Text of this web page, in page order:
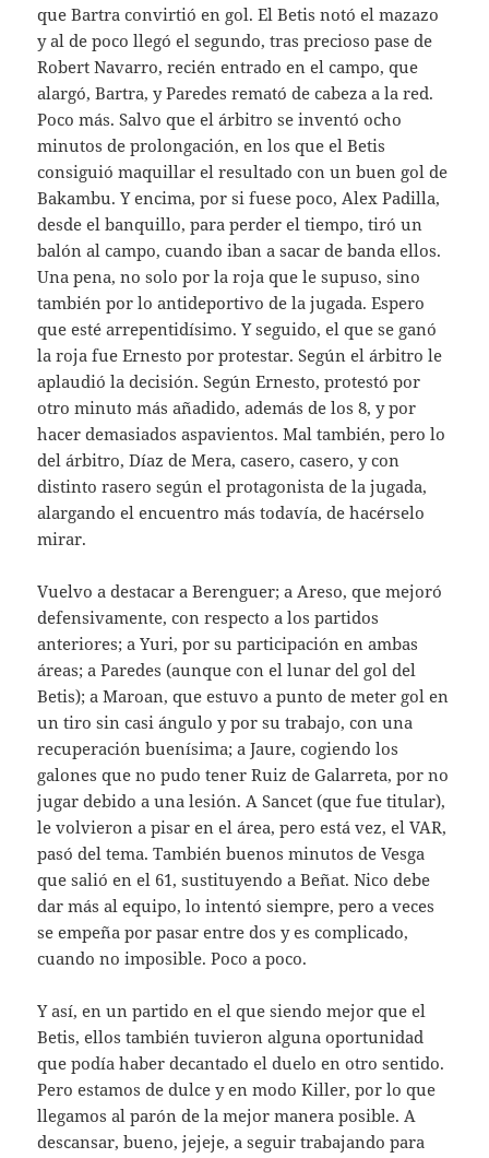
que Bartra convirtió en gol. El Betis notó el mazazo
y al de poco llegó el segundo, tras precioso pase de
Robert Navarro, recién entrado en el campo, que
alargó, Bartra, y Paredes remató de cabeza a la red.
Poco más. Salvo que el árbitro se inventó ocho
minutos de prolongación, en los que el Betis
consiguió maquillar el resultado con un buen gol de
Bakambu. Y encima, por si fuese poco, Alex Padilla,
desde el banquillo, para perder el tiempo, tiró un
balón al campo, cuando iban a sacar de banda ellos.
Una pena, no solo por la roja que le supuso, sino
también por lo antideportivo de la jugada. Espero
que esté arrepentidísimo. Y seguido, el que se ganó
la roja fue Ernesto por protestar. Según el árbitro le
aplaudió la decisión. Según Ernesto, protestó por
otro minuto más añadido, además de los 8, y por
hacer demasiados aspavientos. Mal también, pero lo
del árbitro, Díaz de Mera, casero, casero, y con
distinto rasero según el protagonista de la jugada,
alargando el encuentro más todavía, de hacérselo
mirar.
Vuelvo a destacar a Berenguer; a Areso, que mejoró
defensivamente, con respecto a los partidos
anteriores; a Yuri, por su participación en ambas
áreas; a Paredes (aunque con el lunar del gol del
Betis); a Maroan, que estuvo a punto de meter gol en
un tiro sin casi ángulo y por su trabajo, con una
recuperación buenísima; a Jaure, cogiendo los
galones que no pudo tener Ruiz de Galarreta, por no
jugar debido a una lesión. A Sancet (que fue titular),
le volvieron a pisar en el área, pero está vez, el VAR,
pasó del tema. También buenos minutos de Vesga
que salió en el 61, sustituyendo a Beñat. Nico debe
dar más al equipo, lo intentó siempre, pero a veces
se empeña por pasar entre dos y es complicado,
cuando no imposible. Poco a poco.
Y así, en un partido en el que siendo mejor que el
Betis, ellos también tuvieron alguna oportunidad
que podía haber decantado el duelo en otro sentido.
Pero estamos de dulce y en modo Killer, por lo que
llegamos al parón de la mejor manera posible. A
descansar, bueno, jejeje, a seguir trabajando para